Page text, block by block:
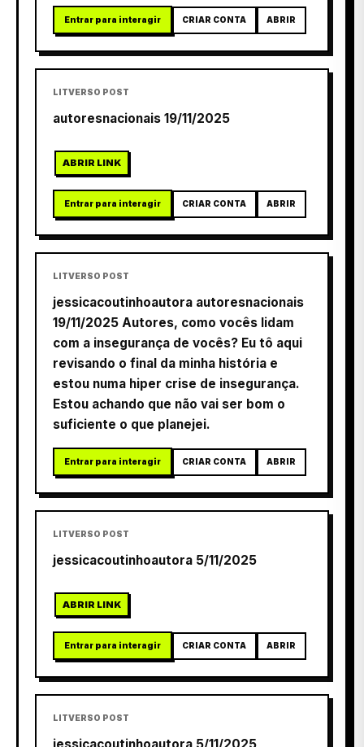
Entrar para interagir CRIAR CONTA ABRIR
LITVERSO POST
autoresnacionais 19/11/2025
ABRIR LINK
Entrar para interagir CRIAR CONTA ABRIR
LITVERSO POST
jessicacoutinhoautora autoresnacionais
19/11/2025 Autores, como vocês lidam
com a insegurança de vocês? Eu tô aqui
revisando o final da minha história e
estou numa hiper crise de insegurança.
Estou achando que não vai ser bom o
suficiente o que planejei.
Entrar para interagir CRIAR CONTA ABRIR
LITVERSO POST
jessicacoutinhoautora 5/11/2025
ABRIR LINK
Entrar para interagir CRIAR CONTA ABRIR
LITVERSO POST